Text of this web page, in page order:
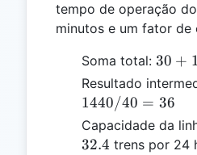
tempo de operação
minutos e um fator de
Soma total: 30
+
10
40
30 +
Resultado
1440/40 = 36
Capacidade da
32.4 trens por 24